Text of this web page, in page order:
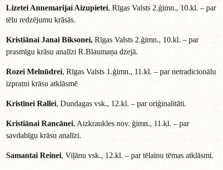
Lizetei Annemarijai Aizupietei, Rīgas Valsts 2.ģimn., 10.kl. – par
tēlu redzējumu krāsās.
Kristiānai Janai Biksonei,Rīgas Valsts 2.ģimn., 10.kl. – par
prasmīgu krāsu analīzi R.Blaumaņa dzejā.
Rozei Melnūdrei, Rīgas Valsts 1.ģimn., 11.kl. – par netradicionālu
izpratni krāsu atklāsmē
Kristīnei Rallei, Dundagas vsk., 12.kl. – par oriģinalitāti.
Kristiānai Rancānei, Aizkraukles nov. ģimn., 11.kl. – par
savdabīgu krāsu analīzi.
Samantai Reinei, Viļānu vsk., 12.kl. – par tēlainu tēmas atklāsmi.